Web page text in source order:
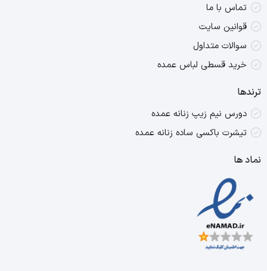
تماس با ما
قوانین سایت
سوالات متداول
خرید قسطی لباس عمده
ترندها
دورس نیم زیپ زنانه عمده
تیشرت باکسی ساده زنانه عمده
نماد ها